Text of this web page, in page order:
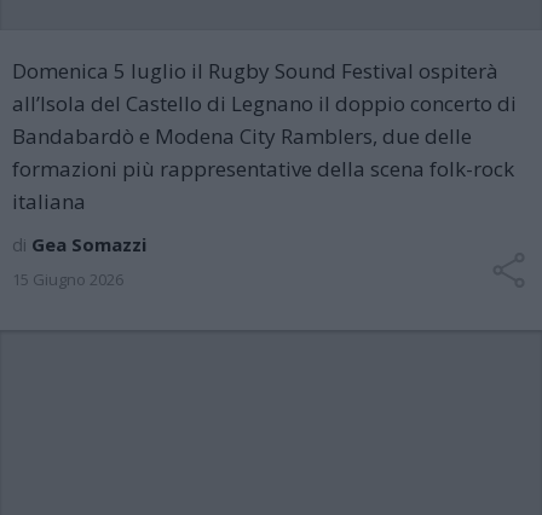
Domenica 5 luglio il Rugby Sound Festival ospiterà
all’Isola del Castello di Legnano il doppio concerto di
Bandabardò e Modena City Ramblers, due delle
formazioni più rappresentative della scena folk-rock
italiana
di Gea Somazzi
15 Giugno 2026